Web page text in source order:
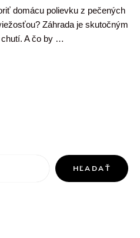
domácu polievku z pečených
Záhrada je skutočným
A čo by …
HĽADAŤ